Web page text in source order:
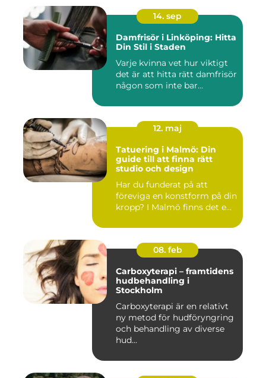
14. sep
Damfrisör i Linköping: Hitta
Din Stil i Staden
Varje kvinna vet hur viktigt
det är att hitta rätt damfrisör
någon som inte bar...
12. maj
Tatuering i Malmö: Din
guide till att finna rätt
studio och design
Har du funderat på att
föreviga en konstform på din
kropp? I Malmö finns det e...
08. feb
Carboxyterapi – framtidens
hudbehandling i
Stockholm
Carboxyterapi är en relativt
ny metod för hudföryngring
och behandling av diverse
hud...